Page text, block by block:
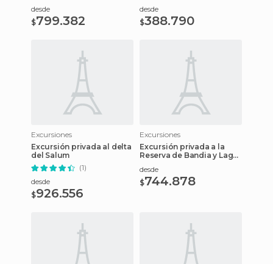
desde
$799.382
desde
$388.790
Excursiones
Excursión privada al delta
del Salum
(1)
desde
$926.556
Excursiones
Excursión privada a la
Reserva de Bandia y Lago
desde
$744.878